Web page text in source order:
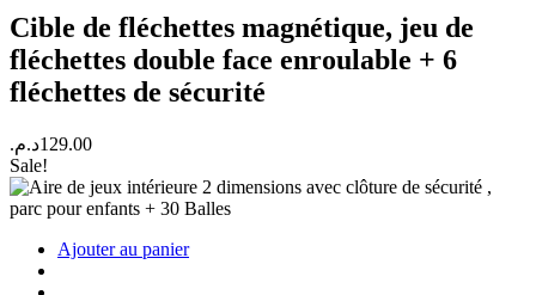
Cible de fléchettes magnétique, jeu de
fléchettes double face enroulable + 6
fléchettes de sécurité
129.00د.م.
Sale!
Ajouter au panier